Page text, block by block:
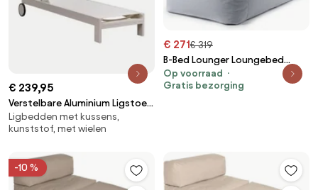
€ 239,95
Verstelbare Aluminium Ligstoel
Met Akelia-kussen Gardenia Wit
- Sklum
Ligbedden met kussens,
kunststof, met wielen
€ 271€ 319
B-Bed Lounger Loungebed
Outdoor - Pastel Blauw
Op voorraad
Gratis bezorging
-10 %